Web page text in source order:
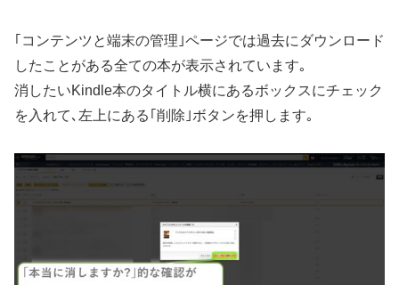
｢コンテンツと端末の管理｣ページでは過去にダウンロード
したことがある全ての本が表示されています｡
消したいKindle本のタイトル横にあるボックスにチェック
を入れて､左上にある｢削除｣ボタンを押します｡